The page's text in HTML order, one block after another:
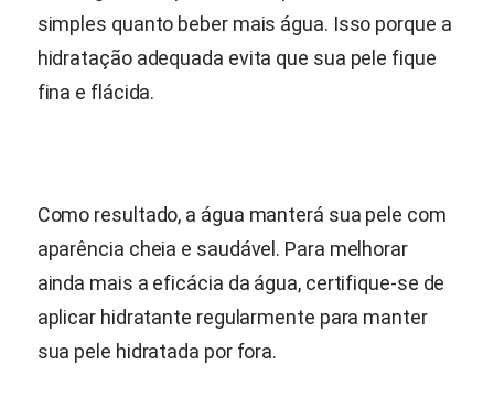
simples quanto beber mais água. Isso porque a
hidratação adequada evita que sua pele fique
fina e flácida.
Como resultado, a água manterá sua pele com
aparência cheia e saudável. Para melhorar
ainda mais a eficácia da água, certifique-se de
aplicar hidratante regularmente para manter
sua pele hidratada por fora.